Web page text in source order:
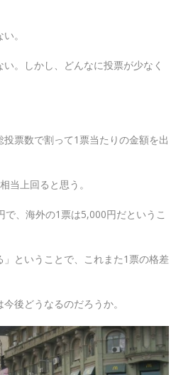
。
。しかし、どんなに投票が少なく
票数で割って1票当たりの金額を出
当上回ると思う。
、海外の1票は5,000円だというこ
」ということで、これまた1票の格差
後どうなるのだろうか。